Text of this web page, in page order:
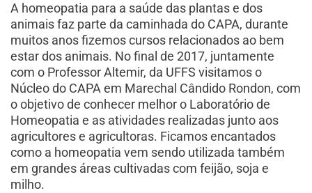
A homeopatia para a saúde das plantas e dos
animais faz parte da caminhada do CAPA, durante
muitos anos fizemos cursos relacionados ao bem
estar dos animais. No final de 2017, juntamente
com o Professor Altemir, da UFFS visitamos o
Núcleo do CAPA em Marechal Cândido Rondon, com
o objetivo de conhecer melhor o Laboratório de
Homeopatia e as atividades realizadas junto aos
agricultores e agricultoras. Ficamos encantados
como a homeopatia vem sendo utilizada também
em grandes áreas cultivadas com feijão, soja e
milho.